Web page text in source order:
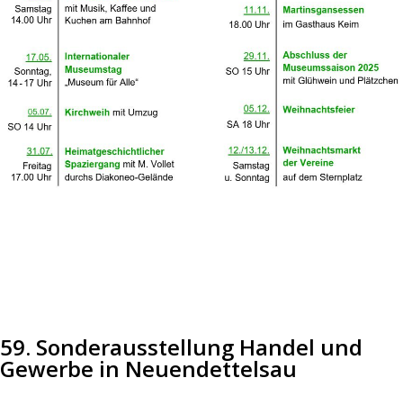
59. Sonderausstellung Handel und
Gewerbe in Neuendettelsau